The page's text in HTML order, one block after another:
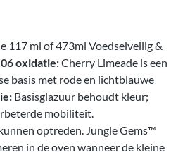
117 ml of 473ml Voedselveilig &
oxidatie:Cherry Limeade is een
basis met rode en lichtblauwe
Basisglazuur behoudt kleur;
mobiliteit.
optreden. Jungle Gems™
in de oven wanneer de kleine